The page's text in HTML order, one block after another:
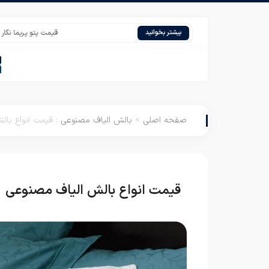
بیشتر بخوانید قیمت پتو پریما نگار یزد از
صفحه اصلی > بالش الیاف مصنوعی : قیمت انواع
قیمت انواع بالش الیاف مصنوعی